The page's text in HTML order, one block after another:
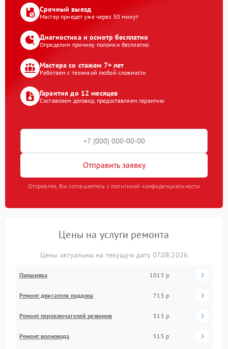
Срочный выезд
Мастер приедет уже через 30 минут
Диагностика и осмотр бесплатно
Определим причину поломки бесплатно
Мастера со стажем 7+ лет
Работаем с техникой любой сложности
Гарантия до 12 месяцев
Составляем договор, предоставляем гарантию
Отправить заявку
Отправляя, Вы соглашаетесь с политикой конфиденциальности
Цены на услуги ремонта
Цены актуальны на текущую дату 07.08.2026
Прошивка 1015 р
Ремонт двигателя поддона 715 р
Ремонт переключателей режимов 515 р
Ремонт волновода 515 р